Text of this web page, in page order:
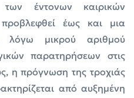
έντονων καιρικών
έως και μια
μικρού αριθμού
παρατηρήσεων στις
η πρόγνωση της τροχιάς
από αυξημένη